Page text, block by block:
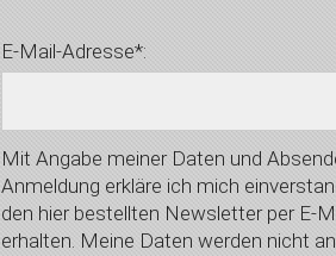
E-Mail-Adresse*:
Mit Angabe meiner Daten und
Anmeldung erkläre ich mich
den hier bestellten Newsletter per E-
erhalten. Meine Daten werden nicht